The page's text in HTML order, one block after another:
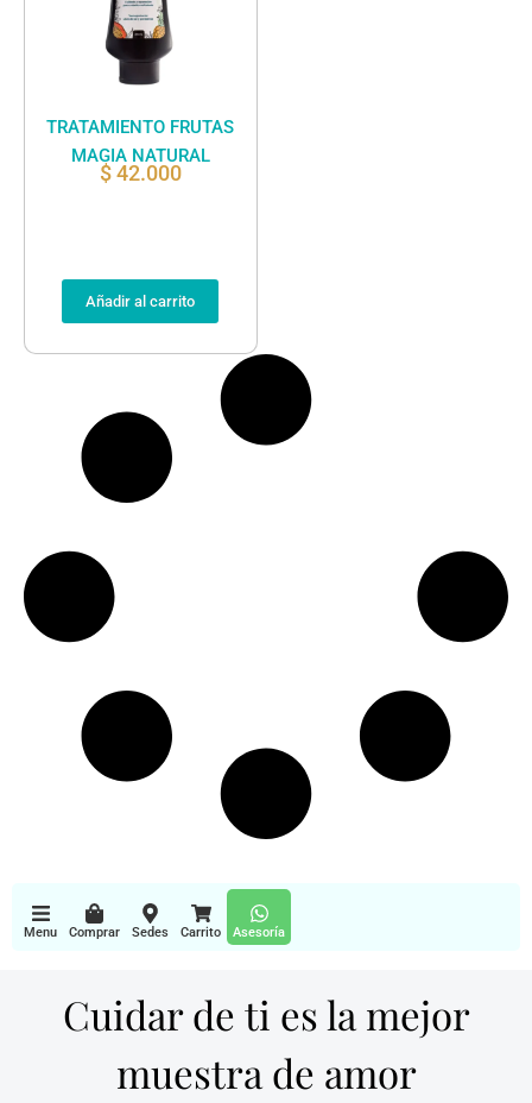
TRATAMIENTO FRUTAS
MAGIA NATURAL
$42.000
Añadir al carrito
Menu Comprar Sedes Carrito Asesoría
Cuidar de ti es la mejor
muestra de amor